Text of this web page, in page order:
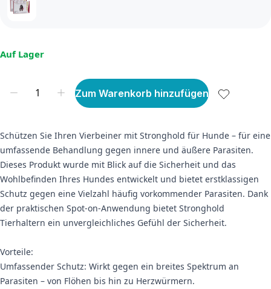
Auf Lager
Zum Warenkorb hinzufügen
Schützen Sie Ihren Vierbeiner mit Stronghold für Hunde – für eine
umfassende Behandlung gegen innere und äußere Parasiten.
Dieses Produkt wurde mit Blick auf die Sicherheit und das
Wohlbefinden Ihres Hundes entwickelt und bietet erstklassigen
Schutz gegen eine Vielzahl häufig vorkommender Parasiten. Dank
der praktischen Spot-on-Anwendung bietet Stronghold
Tierhaltern ein unvergleichliches Gefühl der Sicherheit.
Vorteile:
Umfassender Schutz: Wirkt gegen ein breites Spektrum an
Parasiten – von Flöhen bis hin zu Herzwürmern.